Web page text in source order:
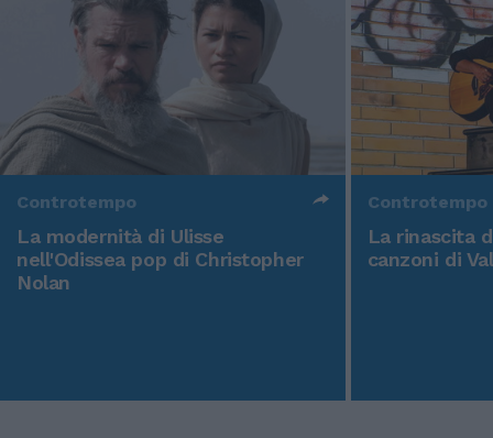
Controtempo
La modernità di Ulisse
nell'Odissea pop di Christopher
Nolan
Controtempo
La rinascita
canzoni di